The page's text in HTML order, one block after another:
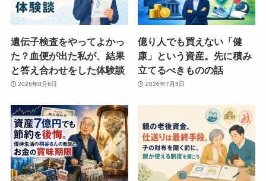
遺伝子検査をやってよかっ
た？血便が出た私が、結果
と答え合わせをした体験談
2026年8月6日
億り人でも買えない「健
康」という資産。先に積み
立てるべきものの話
2026年7月5日